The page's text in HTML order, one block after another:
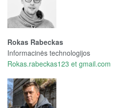
Rokas Rabeckas
Informacinės technologijos
Rokas.rabeckas123 et gmail.com